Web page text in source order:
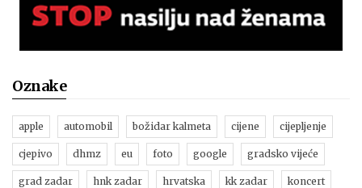
Oznake
apple automobil božidar kalmeta cijene cijepljenje
cjepivo dhmz eu foto google gradsko vijeće
grad zadar hnk zadar hrvatska kk zadar koncert